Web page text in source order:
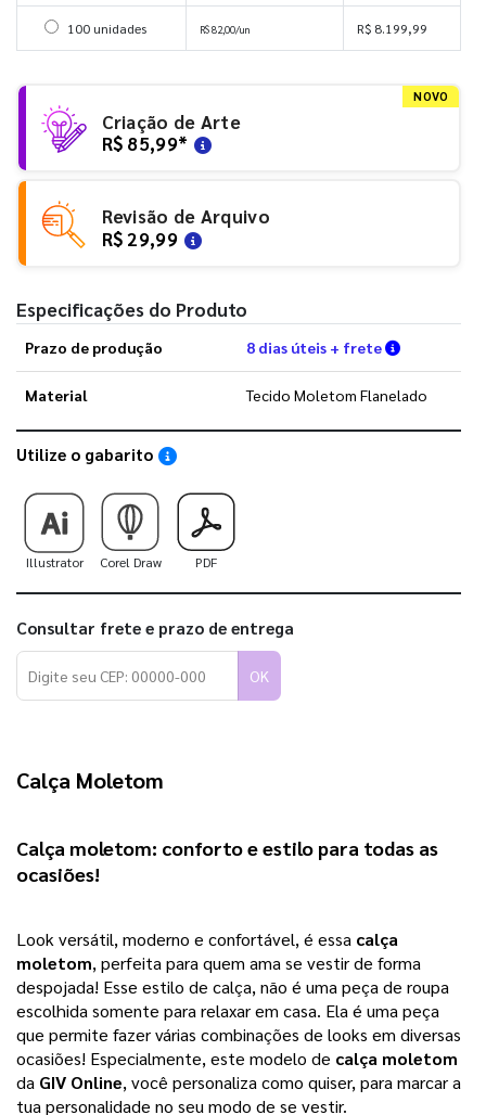
Selecionar 100 unidades
100 unidades R$ 82,00/un R$ 8.199,99
NOVO
Criação de Arte
R$ 85,99*
Revisão de Arquivo
R$ 29,99
Especificações do Produto
Prazo de produção 8 dias úteis + frete Verifique
Material Tecido Moletom Flanelado
Utilize o gabarito Saiba como utilizar os nossos gabaritos
Illustrator Corel Draw PDF
Consultar frete e prazo de entrega
OK
Calça Moletom
Calça moletom: conforto e estilo para todas as
ocasiões!
Look versátil, moderno e confortável, é essa calça
moletom, perfeita para quem ama se vestir de forma
despojada! Esse estilo de calça, não é uma peça de roupa
escolhida somente para relaxar em casa. Ela é uma peça
que permite fazer várias combinações de looks em diversas
ocasiões! Especialmente, este modelo de calça moletom
da GIV Online, você personaliza como quiser, para marcar a
tua personalidade no seu modo de se vestir.